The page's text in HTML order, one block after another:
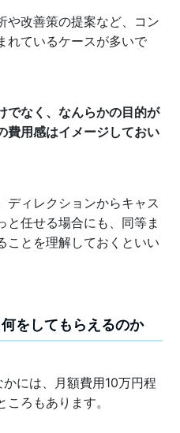
や改善策の提案など、コン
れているケースが多いで
でなく、なんらかの目的が
費用感はイメージしておい
ディレクションからキャス
と任せる場合にも、同等ま
ことを理解しておくといい
をしてもらえるのか
には、月額費用10万円程
ろもあります。